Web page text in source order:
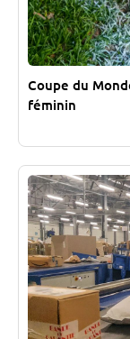
Coupe du
féminin